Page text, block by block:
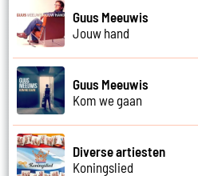
Guus Meeuwis
Jouw hand
Guus Meeuwis
Kom we gaan
Diverse artiesten
Koningslied